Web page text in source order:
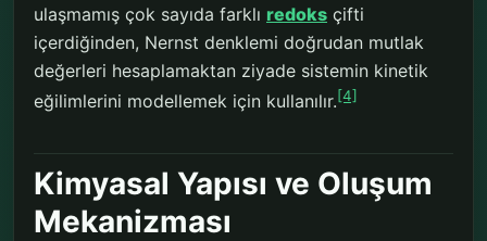
ulaşmamış çok sayıda farklı redoks çifti
içerdiğinden, Nernst denklemi doğrudan mutlak
değerleri hesaplamaktan ziyade sistemin kinetik
eğilimlerini modellemek için kullanılır.[4]
Kimyasal Yapısı ve Oluşum
Mekanizması